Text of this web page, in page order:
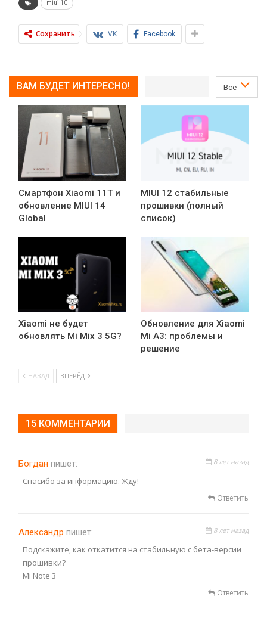
miui 10
Сохранить VK Facebook
Все
ВАМ БУДЕТ ИНТЕРЕСНО!
Смартфон Xiaomi 11T и
обновление MIUI 14
Global
MIUI 12 стабильные
прошивки (полный
список)
Xiaomi не будет
обновлять Mi Mix 3 5G?
Обновление для Xiaomi
Mi A3: проблемы и
решение
НАЗАД ВПЕРЁД
15 КОММЕНТАРИИ
Богдан пишет: 8 лет назад
Спасибо за информацию. Жду!
Ответить
Александр пишет: 8 лет назад
Подскажите, как откатится на стабильную с бета-версии
прошивки?
Mi Note 3
Ответить